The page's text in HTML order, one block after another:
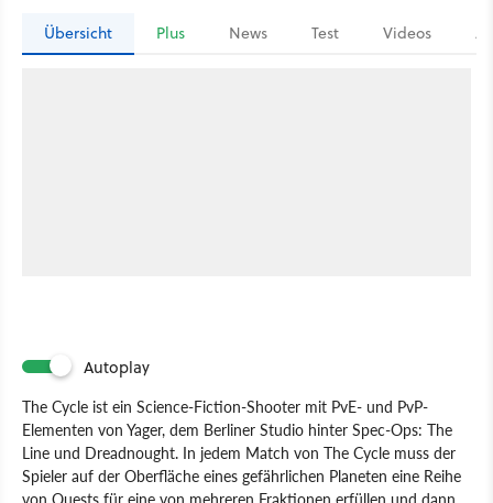
Übersicht Plus News Test Videos
Autoplay
The Cycle ist ein Science-Fiction-Shooter mit PvE- und PvP-
Elementen von Yager, dem Berliner Studio hinter Spec-Ops: The
Line und Dreadnought. In jedem Match von The Cycle muss der
Spieler auf der Oberfläche eines gefährlichen Planeten eine Reihe
von Quests für eine von mehreren Fraktionen erfüllen und dann